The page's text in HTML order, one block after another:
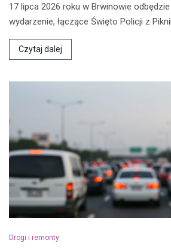
17 lipca 2026 roku w Brwinowie
wydarzenie, łączące Święto Policji z
Czytaj dalej
Drogi i remonty